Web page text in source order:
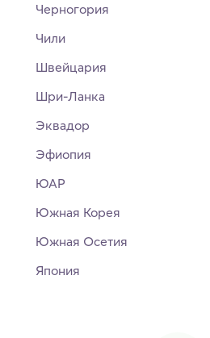
Черногория
Чили
Швейцария
Шри-Ланка
Эквадор
Эфиопия
ЮАР
Южная Корея
Южная Осетия
Япония